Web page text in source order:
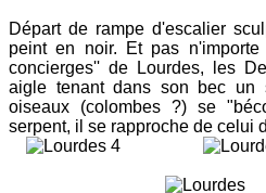
Départ de rampe d'escalier
peint en noir. Et pas
concierges'' de Lourdes, les
aigle tenant dans son bec un
oiseaux (colombes ?) se
serpent, il se rapproche de celui